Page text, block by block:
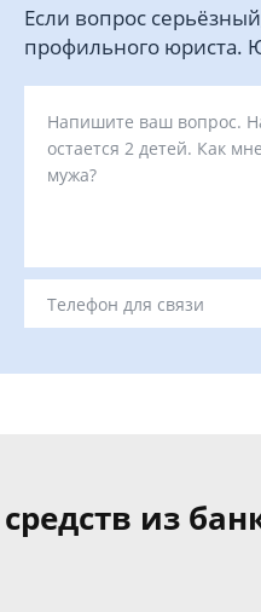
Если вопрос
профильного юриста.
из